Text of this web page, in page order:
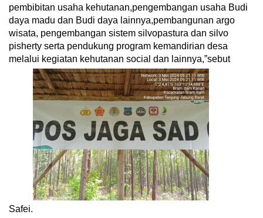
pembibitan usaha kehutanan,pengembangan usaha Budi
daya madu dan Budi daya lainnya,pembangunan argo
wisata, pengembangan sistem silvopastura dan silvo
pisherty serta pendukung program kemandirian desa
melalui kegiatan kehutanan social dan lainnya,”sebut
Safei.